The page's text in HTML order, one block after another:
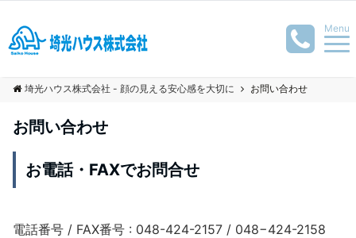
Menu
埼光ハウス株式会社 - 顔の見える安心感を大切に お問い合わせ
お問い合わせ
お電話・FAXでお問合せ
電話番号 / FAX番号 : 048-424-2157 / 048−424-2158